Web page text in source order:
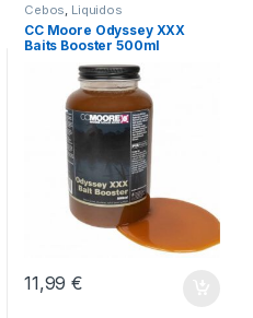
Cebos, Liquidos
CC Moore Odyssey XXX
Baits Booster 500ml
11,99€